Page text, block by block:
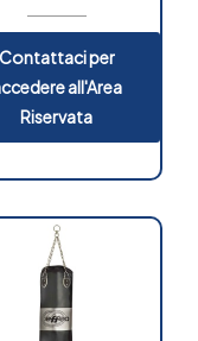
Contattaci per
all'Area
Riservata